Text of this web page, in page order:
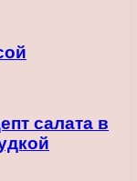
салата в